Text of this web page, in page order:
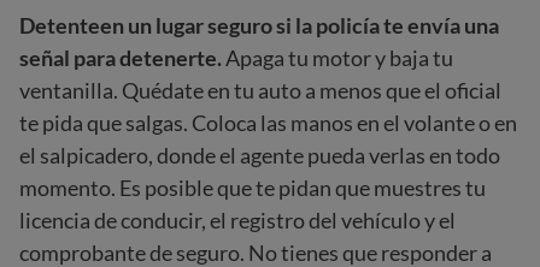
Detenteen un lugar seguro si la policía te envía una
señal para detenerte.Apaga tu motor y baja tu
ventanilla. Quédate en tu auto a menos que el oficial
te pida que salgas. Coloca las manos en el volante o en
el salpicadero, donde el agente pueda verlas en todo
momento. Es posible que te pidan que muestres tu
licencia de conducir, el registro del vehículo y el
comprobante de seguro. No tienes que responder a